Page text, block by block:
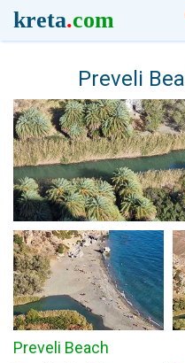
kreta.com
Preveli
Preveli Beach